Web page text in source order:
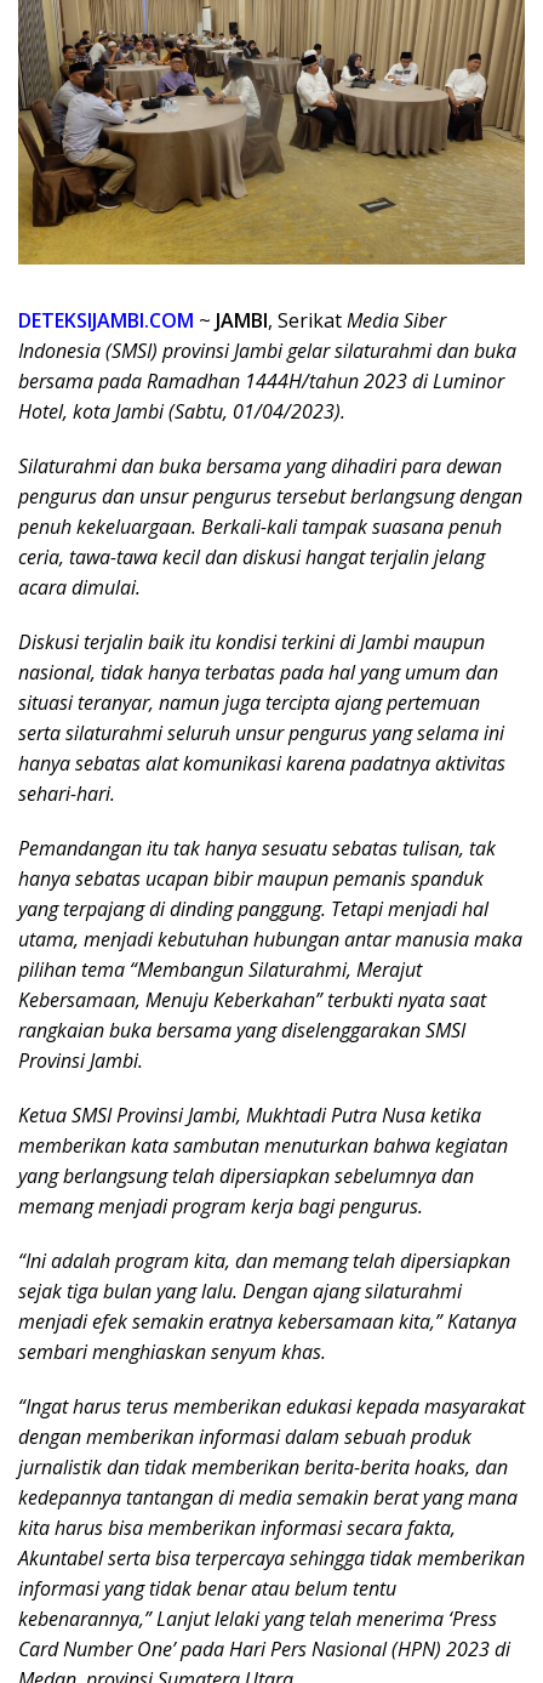
DETEKSIJAMBI.COM ~ JAMBI, SerikatMedia Siber
Indonesia (SMSI) provinsi Jambi gelar silaturahmi dan buka
bersama pada Ramadhan 1444H/tahun 2023 di Luminor
Hotel, kota Jambi (Sabtu, 01/04/2023).
Silaturahmi dan buka bersama yang dihadiri para dewan
pengurus dan unsur pengurus tersebut berlangsung dengan
penuh kekeluargaan. Berkali-kali tampak suasana penuh
ceria, tawa-tawa kecil dan diskusi hangat terjalin jelang
acara dimulai.
Diskusi terjalin baik itu kondisi terkini di Jambi maupun
nasional, tidak hanya terbatas pada hal yang umum dan
situasi teranyar, namun juga tercipta ajang pertemuan
serta silaturahmi seluruh unsur pengurus yang selama ini
hanya sebatas alat komunikasi karena padatnya aktivitas
sehari-hari.
Pemandangan itu tak hanya sesuatu sebatas tulisan, tak
hanya sebatas ucapan bibir maupun pemanis spanduk
yang terpajang di dinding panggung. Tetapi menjadi hal
utama, menjadi kebutuhan hubungan antar manusia maka
pilihan tema “Membangun Silaturahmi, Merajut
Kebersamaan, Menuju Keberkahan” terbukti nyata saat
rangkaian buka bersama yang diselenggarakan SMSI
Provinsi Jambi.
Ketua SMSI Provinsi Jambi, Mukhtadi Putra Nusa ketika
memberikan kata sambutan menuturkan bahwa kegiatan
yang berlangsung telah dipersiapkan sebelumnya dan
memang menjadi program kerja bagi pengurus.
“Ini adalah program kita, dan memang telah dipersiapkan
sejak tiga bulan yang lalu. Dengan ajang silaturahmi
menjadi efek semakin eratnya kebersamaan kita,” Katanya
sembari menghiaskan senyum khas.
“Ingat harus terus memberikan edukasi kepada masyarakat
dengan memberikan informasi dalam sebuah produk
jurnalistik dan tidak memberikan berita-berita hoaks, dan
kedepannya tantangan di media semakin berat yang mana
kita harus bisa memberikan informasi secara fakta,
Akuntabel serta bisa terpercaya sehingga tidak memberikan
informasi yang tidak benar atau belum tentu
kebenarannya,” Lanjut lelaki yang telah menerima ‘Press
Card Number One’ pada Hari Pers Nasional (HPN) 2023 di